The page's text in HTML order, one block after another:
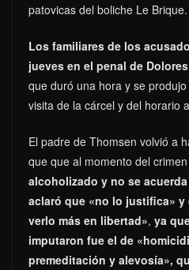
patovicas del boliche Le Brique.
Los familiares de los
jueves en el penal de Dolores
que duró una hora y se
visita de la cárcel y del horario
El padre de Thomsen volvió a
que que al momento del
alcoholizado y no se
aclaró que «no lo justifica» y
verlo más en libertad», ya
imputaron fue el de
premeditación y alevosía»,